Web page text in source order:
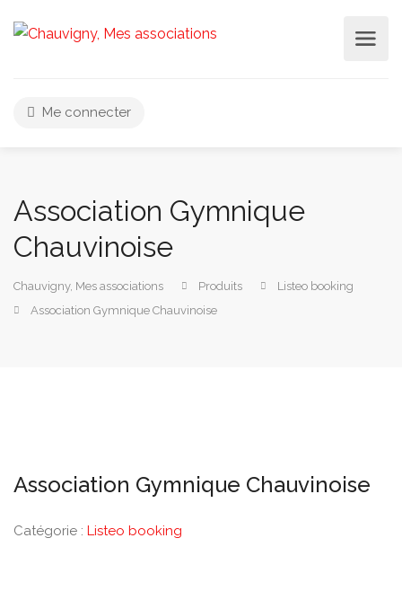
Me connecter
Association Gymnique
Chauvinoise
Chauvigny, Mes associations Produits
Listeo booking
Association Gymnique Chauvinoise
Association Gymnique Chauvinoise
Catégorie : Listeo booking